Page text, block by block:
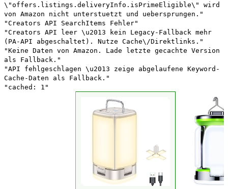
\"offers.listings.deliveryInfo.isPrimeEligible\" wird
von Amazon nicht unterstuetzt und uebersprungen."
"Creators API SearchItems Fehler"
"Creators API leer \u2013 kein Legacy-Fallback mehr
(PA-API abgeschaltet). Nutze Cache\/Direktlinks."
"Keine Daten von Amazon. Lade letzte gecachte Version
als Fallback."
"API fehlgeschlagen \u2013 zeige abgelaufene Keyword-
Cache-Daten als Fallback."
"cached: 1"